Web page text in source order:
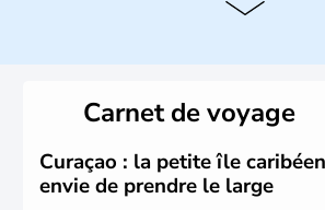
lesquelles bénéficient d'une grande
peut se targuer de grands noms qu'il a
les domaines, des arts à la politique
philosophie. Hertz, Gutenberg,
Herman Hesse ou bien Hegel en font
Carnet de voyage
Curaçao : la petite île
envie de prendre le large